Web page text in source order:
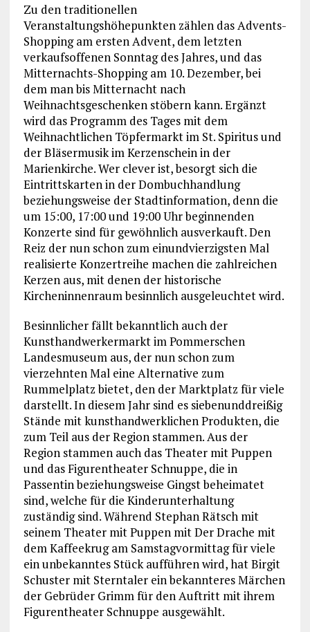
Zu den traditionellen
Veranstaltungshöhepunkten zählen das Advents-
Shopping am ersten Advent, dem letzten
verkaufsoffenen Sonntag des Jahres, und das
Mitternachts-Shopping am 10. Dezember, bei
dem man bis Mitternacht nach
Weihnachtsgeschenken stöbern kann. Ergänzt
wird das Programm des Tages mit dem
Weihnachtlichen Töpfermarkt im St. Spiritus und
der Bläsermusik im Kerzenschein in der
Marienkirche. Wer clever ist, besorgt sich die
Eintrittskarten in der Dombuchhandlung
beziehungsweise der Stadtinformation, denn die
um 15:00, 17:00 und 19:00 Uhr beginnenden
Konzerte sind für gewöhnlich ausverkauft. Den
Reiz der nun schon zum einundvierzigsten Mal
realisierte Konzertreihe machen die zahlreichen
Kerzen aus, mit denen der historische
Kircheninnenraum besinnlich ausgeleuchtet wird.
Besinnlicher fällt bekanntlich auch der
Kunsthandwerkermarkt im Pommerschen
Landesmuseum aus, der nun schon zum
vierzehnten Mal eine Alternative zum
Rummelplatz bietet, den der Marktplatz für viele
darstellt. In diesem Jahr sind es siebenunddreißig
Stände mit kunsthandwerklichen Produkten, die
zum Teil aus der Region stammen. Aus der
Region stammen auch das Theater mit Puppen
und das Figurentheater Schnuppe, die in
Passentin beziehungsweise Gingst beheimatet
sind, welche für die Kinderunterhaltung
zuständig sind. Während Stephan Rätsch mit
seinem Theater mit Puppen mit Der Drache mit
dem Kaffeekrug am Samstagvormittag für viele
ein unbekanntes Stück aufführen wird, hat Birgit
Schuster mit Sterntaler ein bekannteres Märchen
der Gebrüder Grimm für den Auftritt mit ihrem
Figurentheater Schnuppe ausgewählt.